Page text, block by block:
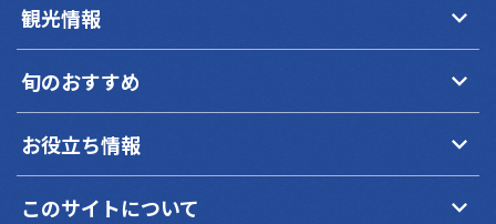
観光情報 keyboard_arrow_down
旬のおすすめ keyboard_arrow_down
お役立ち情報 keyboard_arrow_down
このサイトについて keyboard_arrow_down